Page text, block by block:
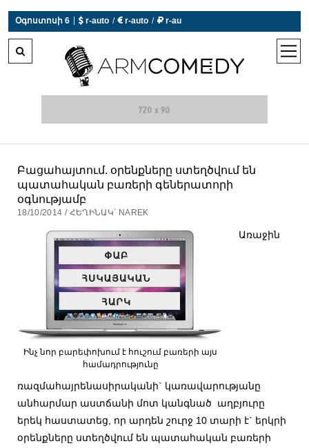
Օգոստոսի 6  r-auto /  r-auto /  r-au
open
Բացահայտում. օրենքները ստեղծվում են
պատահական բառերի գեներատորի
օգնությամբ
18/10/2014 / ՀԵՂԻՆԱԿ՝ NAREK
Ինչ նոր բարեփոխում է հուշում բառերի այս
համադրությունը
Առաջին
ռազմահայրենասիրականի` կառավարությանը
անհարմար աստճանի մոտ կանգնած աղբյուրը
երեկ հաստատեց, որ արդեն շուրջ 10 տարի է` երկրի
օրենքները ստեղծվում են պատահական բառերի